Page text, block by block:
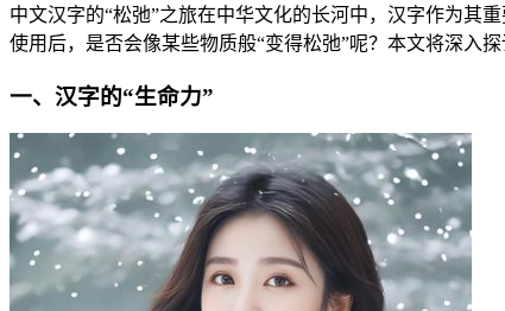
中文汉字的“松弛”之旅在中华文化的长河中，汉字作为其
使用后，是否会像某些物质般“变得松弛”呢？本文将深入探
一、汉字的“生命力”